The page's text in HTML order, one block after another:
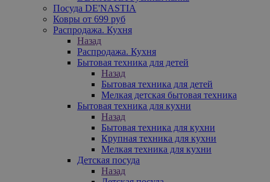
Посуда DE'NASTIA
Ковры от 699 руб
Распродажа. Кухня
Назад
Распродажа. Кухня
Бытовая техника для детей
Назад
Бытовая техника для детей
Мелкая детская бытовая техника
Бытовая техника для кухни
Назад
Бытовая техника для кухни
Крупная техника для кухни
Мелкая техника для кухни
Детская посуда
Назад